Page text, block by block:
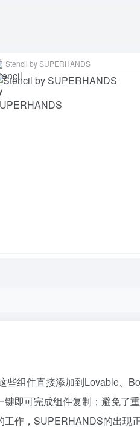
Stencil by SUPERHANDS
组件直接添加到Lovable、
即可完成组件复制；避免了
作，SUPERHANDS的出现